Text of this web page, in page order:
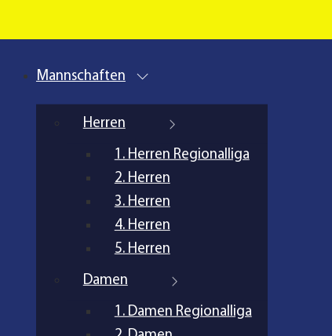
Mannschaften
Herren
1. Herren Regionalliga
2. Herren
3. Herren
4. Herren
5. Herren
Damen
1. Damen Regionalliga